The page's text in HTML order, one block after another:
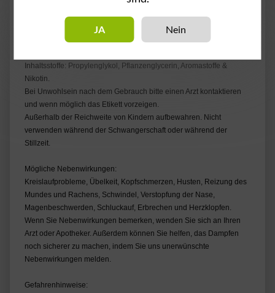
Inhaltsstoffe: Propylenglykol, Pflanzenglycerin, Aromastoffe &
Nikotin.
Bei Unwohlsein nach dem Gebrauch bitte einen Arzt kontaktieren
und wenn möglich das Etikett vorzeigen.
Außerhalb der Reichweite von Kindern aufbewahren. Nicht
verwenden während der Schwangerschaft oder während der
Stillzeit.
Mögliche Nebenwirkungen:
Kreislaufprobleme, Übelkeit, Kopfschmerzen, Husten, Reizung des
Mundes und Rachens, Schwindel, Verstopfung der Nase,
Magenbeschwerden, Schluckauf, Erbrechen und Herzklopfen.
Wenn Sie Nebenwirkungen bemerken, wenden Sie sich an Ihren
Arzt oder Apotheker. Außerdem können Sie helfen, das Dampfen
noch sicherer zu machen, indem Sie uns unerwünschte
Nebenwirkungen melden.
Gefahrenhinweise:
JA Nein